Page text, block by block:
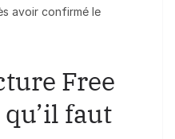
avoir confirmé le
Free
faut